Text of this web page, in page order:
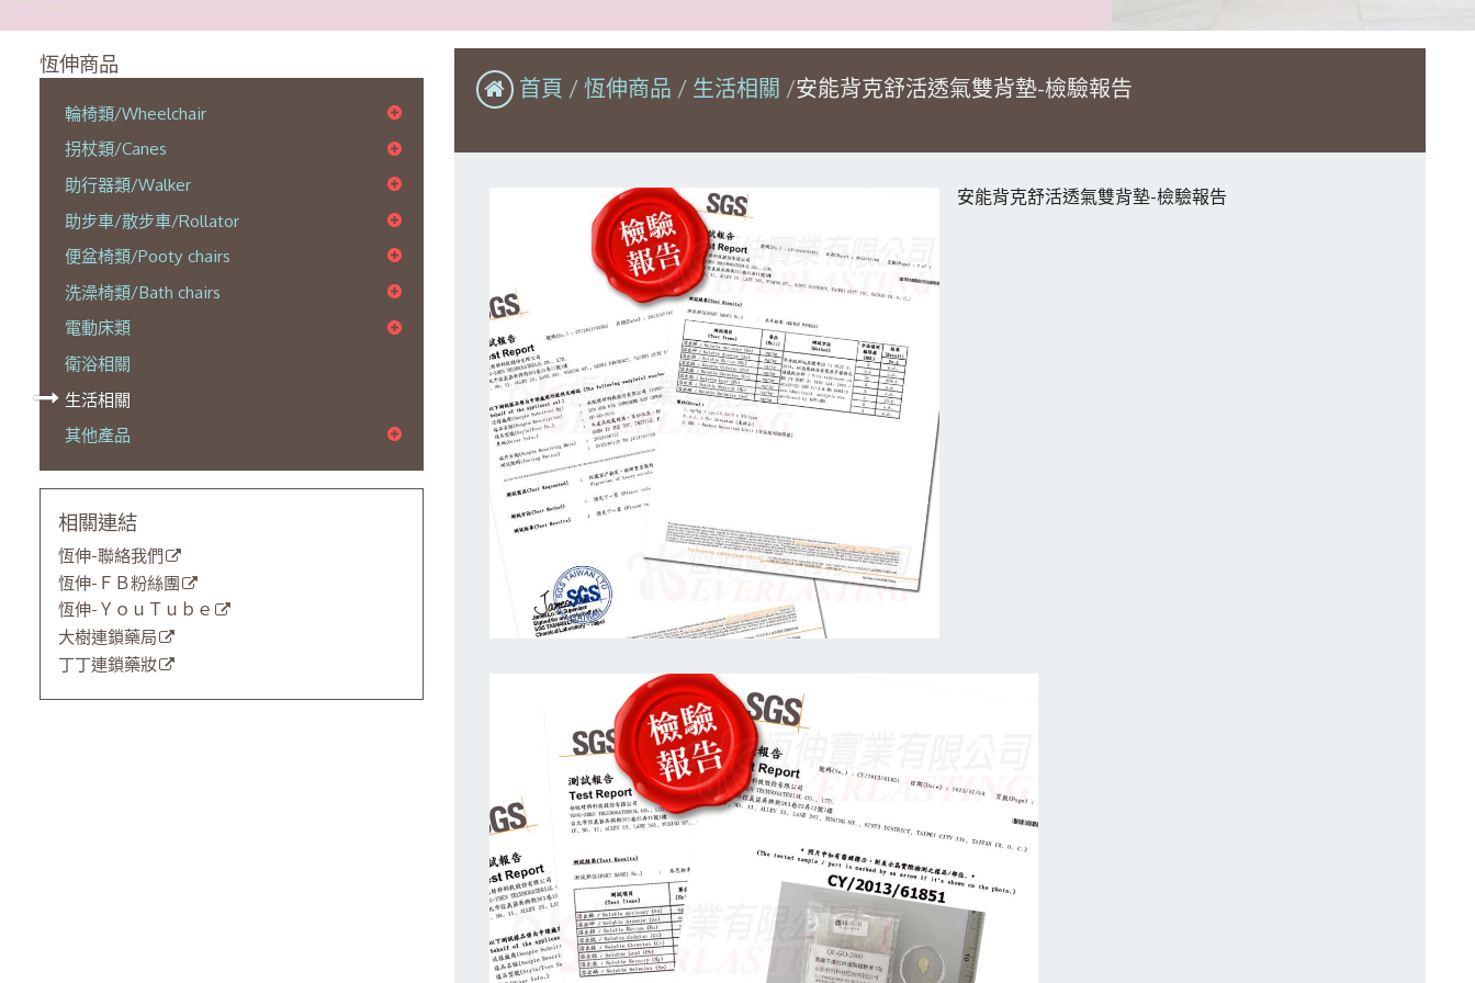
恆伸商品
輪椅類/Wheelchair
拐杖類/Canes
助行器類/Walker
助步車/散步車/Rollator
便盆椅類/Pooty chairs
洗澡椅類/Bath chairs
電動床類
衛浴相關
生活相關
其他產品
相關連結
恆伸-聯絡我們
恆伸-ＦＢ粉絲團
恆伸-ＹｏｕＴｕｂｅ
大樹連鎖藥局
丁丁連鎖藥妝
首頁 恆伸商品 生活相關 安能背克舒活透氣雙背墊-檢驗報告
安能背克舒活透氣雙背墊-檢驗報告